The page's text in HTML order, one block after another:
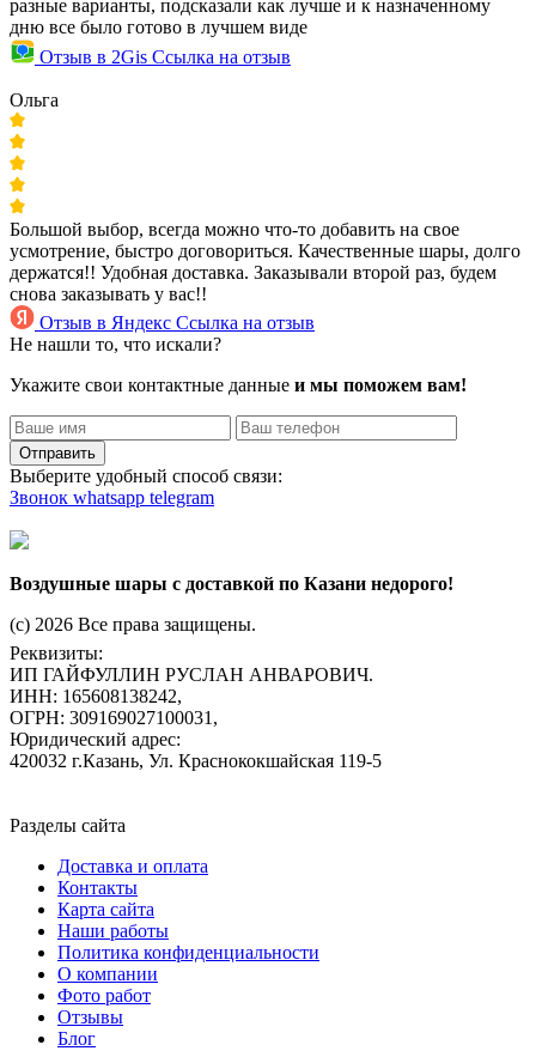
разные варианты, подсказали как лучше и к назначенному
дню все было готово в лучшем виде
Отзыв в 2Gis Ссылка на отзыв
Ольга
Большой выбор, всегда можно что-то добавить на свое
усмотрение, быстро договориться. Качественные шары, долго
держатся!! Удобная доставка. Заказывали второй раз, будем
снова заказывать у вас!!
Отзыв в Яндекс Ссылка на отзыв
Не нашли то, что искали?
Укажите свои контактные данные и мы поможем вам!
Отправить
Выберите удобный способ связи:
Звонок whatsapp telegram
Воздушные шары с доставкой по Казани недорого!
(c) 2026 Все права защищены.
Реквизиты:
ИП ГАЙФУЛЛИН РУСЛАН АНВАРОВИЧ.
ИНН: 165608138242,
ОГРН: 309169027100031,
Юридический адрес:
420032 г.Казань, Ул. Краснококшайская 119-5
Разделы сайта
Доставка и оплата
Контакты
Карта сайта
Наши работы
Политика конфиденциальности
О компании
Фото работ
Отзывы
Блог